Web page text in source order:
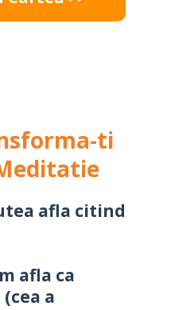
afla citind
afla ca
a
ti